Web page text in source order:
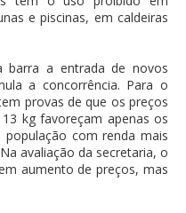
e piscinas, em caldeiras
barra a entrada de novos
a concorrência. Para o
provas de que os preços
kg favoreçam apenas os
com renda mais
avaliação da secretaria, o
aumento de preços, mas